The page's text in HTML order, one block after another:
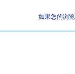
如果您的浏